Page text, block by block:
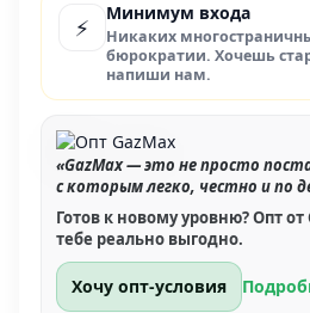
⚡
Минимум входа
Никаких
бюрократии. Хочешь
напиши нам.
«GazMax — это не просто
с которым легко, честно и по
Готов к новому уровню? Опт от
тебе реально выгодно.
Хочу опт-условия